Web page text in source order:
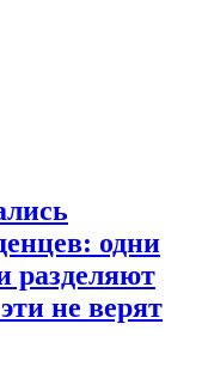
одни
разделяют
не верят